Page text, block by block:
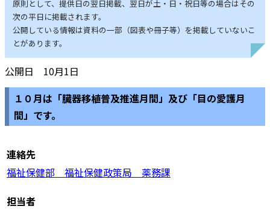
原則として、提供日の翌日掲載、翌日が土・日・祝日等の場合はその
次の平日に掲載されます。
公開している情報は資料の一部（図表や冊子等）を掲載していないこ
とがあります。
公開日 10月1日
１０月は「臓器移植普及推進月間」及び「目の愛護月
間」です。
連絡先
福祉保健部 福祉保健政策局 薬務課
担当者